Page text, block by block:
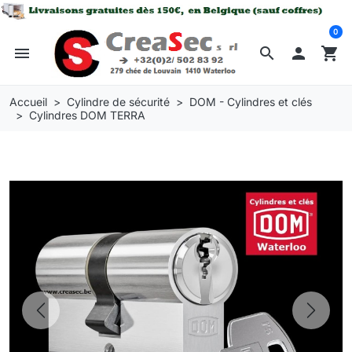
search
menu  shopping_cart
0
Accueil Cylindre de sécurité
DOM - Cylindres et clés
Cylindres DOM TERRA
Previous Next